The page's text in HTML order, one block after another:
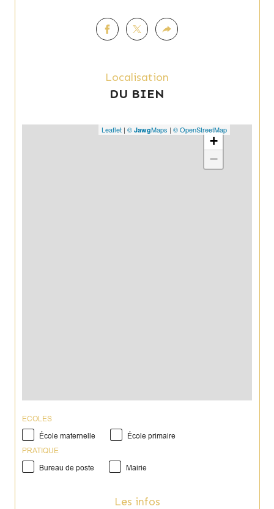
Localisation
DU BIEN
+
−
Leaflet | © JawgMaps | © OpenStreetMap
ECOLES
École maternelle
École primaire
PRATIQUE
Bureau de poste
Mairie
Les infos